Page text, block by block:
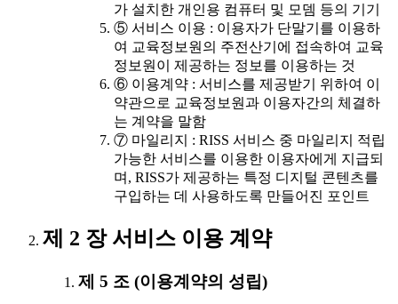
가 설치한 개인용 컴퓨터 및 모뎀 등의 기기
⑤ 서비스 이용 : 이용자가 단말기를 이용하
여 교육정보원의 주전산기에 접속하여 교육
정보원이 제공하는 정보를 이용하는 것
⑥ 이용계약 : 서비스를 제공받기 위하여 이
약관으로 교육정보원과 이용자간의 체결하
는 계약을 말함
⑦ 마일리지 : RISS 서비스 중 마일리지 적립
가능한 서비스를 이용한 이용자에게 지급되
며, RISS가 제공하는 특정 디지털 콘텐츠를
구입하는 데 사용하도록 만들어진 포인트
제 2 장 서비스 이용 계약
제 5 조 (이용계약의 성립)